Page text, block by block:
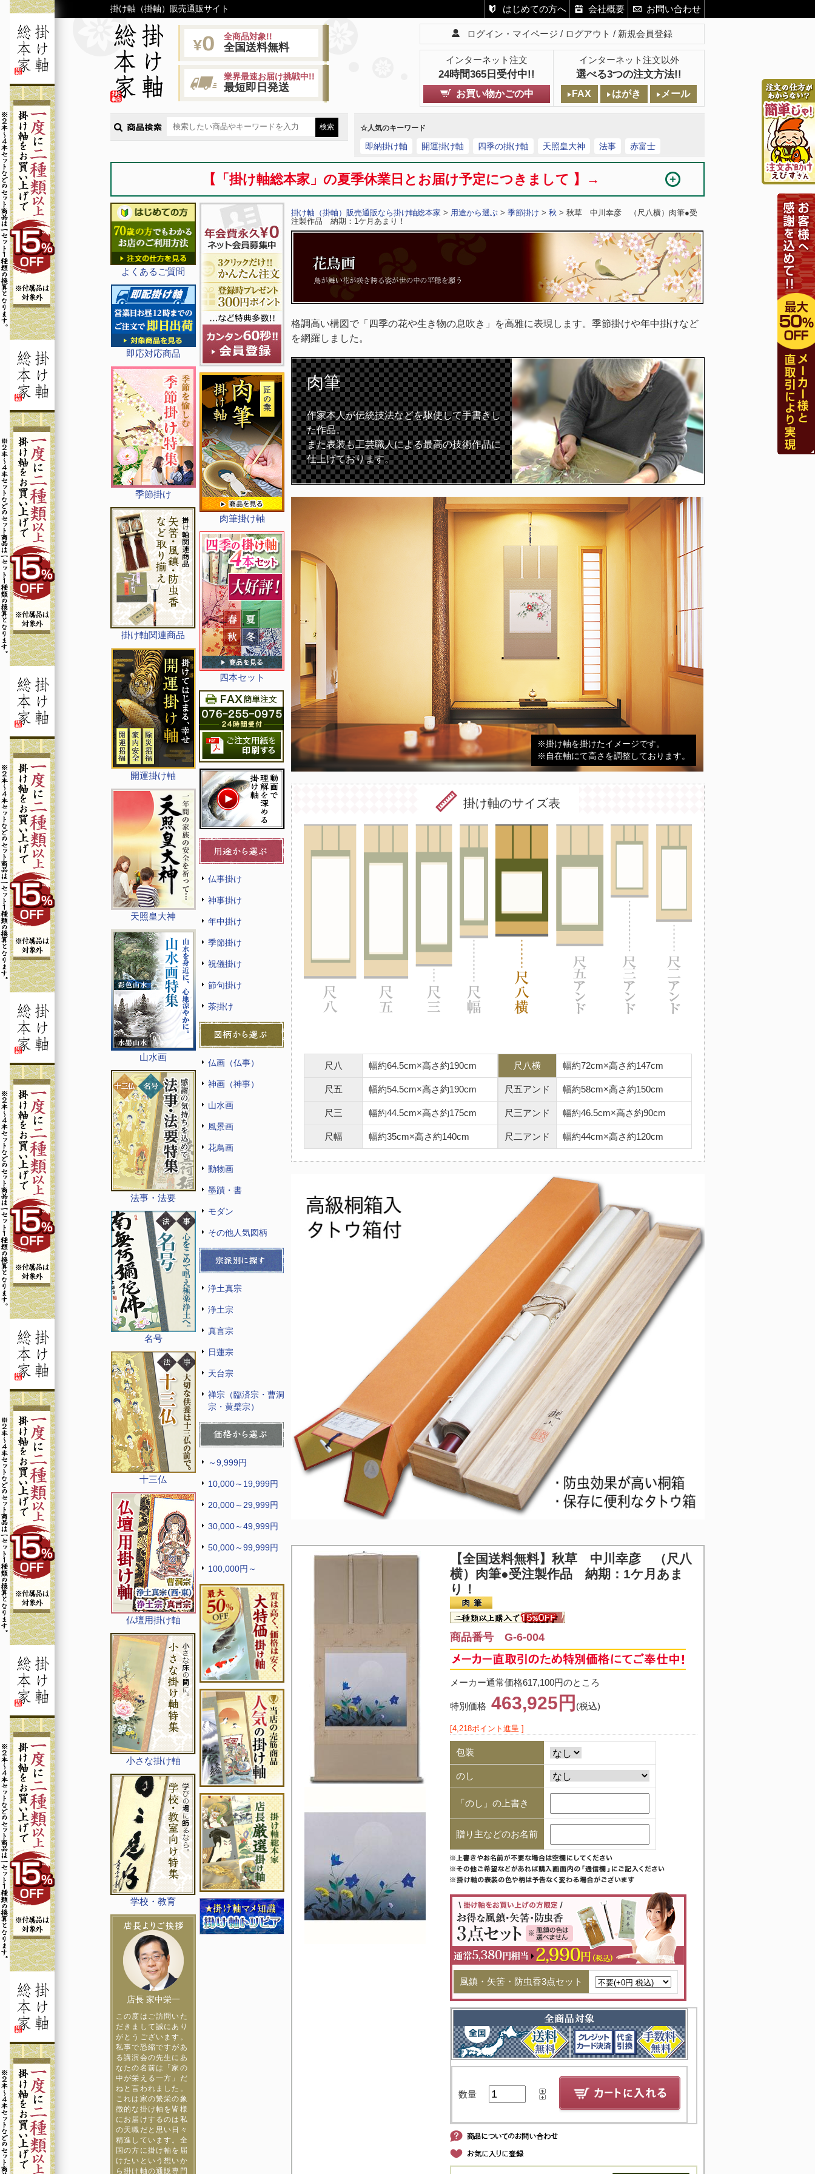
掛け軸（掛軸）販売通販サイト はじめての方へ 会社概要 お問い合わせ
全商品対象!!
全国送料無料
業界最速お届け挑戦中!!
最短即日発送
ログイン・マイページ ログアウト 新規会員登録
インターネット注文
24時間365日受付中!!
インターネット注文以外
選べる3つの注文方法!!
お買い物かごの中 FAX はがき メール
☆人気のキーワード
即納掛け軸 開運掛け軸 四季の掛け軸 天照皇大神 法事 赤富士
【「掛け軸総本家」の夏季休業日とお届け予定につきまして 】→
よくあるご質問
即応対応商品
季節掛け
掛け軸関連商品
開運掛け軸
天照皇大神
山水画
法事・法要
名号
十三仏
仏壇用掛け軸
小さな掛け軸
学校・教育
店長 家中栄一
この度はご訪問いた
だきまして誠にあり
がとうございます。
私事で恐縮ですがあ
る講演会の先生にあ
なたの名前は「家の
中が栄える一方」だ
ねと言われました。
これは家の繁栄の象
徴的な掛け軸を皆様
にお届けするのは私
の天職だと思い日々
精進しています。全
国の方に掛け軸を届
けたいという想いか
ら掛け軸の通販専門
肉筆掛け軸
四本セット
仏事掛け
神事掛け
年中掛け
季節掛け
祝儀掛け
節句掛け
茶掛け
仏画（仏事）
神画（神事）
山水画
風景画
花鳥画
動物画
墨蹟・書
モダン
その他人気図柄
浄土真宗
浄土宗
真言宗
日蓮宗
天台宗
禅宗（臨済宗・曹洞
宗・黄檗宗）
～9,999円
10,000～19,999円
20,000～29,999円
30,000～49,999円
50,000～99,999円
100,000円～
掛け軸（掛軸）販売通販なら掛け軸総本家 > 用途から選ぶ > 季節掛け > 秋 > 秋草 中川幸彦 （尺八横）肉筆●受
注製作品 納期：1ケ月あまり！
格調高い構図で「四季の花や生き物の息吹き」を高雅に表現します。季節掛けや年中掛けなど
を網羅しました。
肉筆
作家本人が伝統技法などを駆使して手書きし
た作品。
また表装も工芸職人による最高の技術作品に
仕上げております。
※掛け軸を掛けたイメージです。
※自在軸にて高さを調整しております。
掛け軸のサイズ表
尺八 幅約64.5cm×高さ約190cm
尺五 幅約54.5cm×高さ約190cm
尺三 幅約44.5cm×高さ約175cm
尺幅 幅約35cm×高さ約140cm
尺八横 幅約72cm×高さ約147cm
尺五アンド 幅約58cm×高さ約150cm
尺三アンド 幅約46.5cm×高さ約90cm
尺二アンド 幅約44cm×高さ約120cm
【全国送料無料】 秋草 中川幸彦 （尺八
横）肉筆●受注製作品 納期：1ケ月あま
り！
商品番号 G-6-004
メーカー通常価格617,100円のところ
特別価格 463,925円 (税込)
[4,218ポイント進呈 ]
包装
のし
「のし」の上書き
贈り主などのお名前
風鎮・矢筈・防虫香3点セット
数量